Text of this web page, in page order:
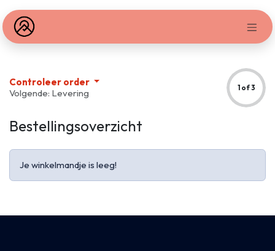
Controleer order
Volgende: Levering
1 of 3
Bestellingsoverzicht
Je winkelmandje is leeg!